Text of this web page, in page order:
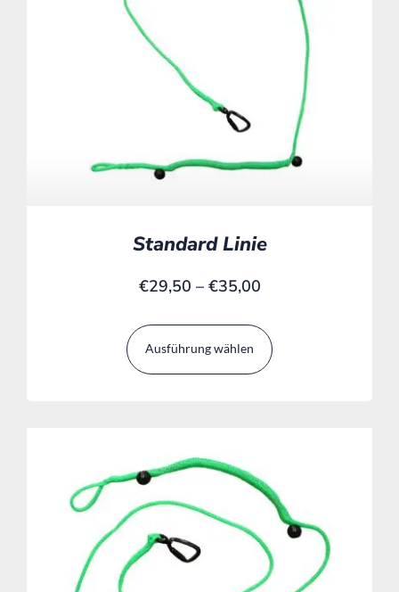
Standard Linie
€29,50 – €35,00
Ausführung wählen